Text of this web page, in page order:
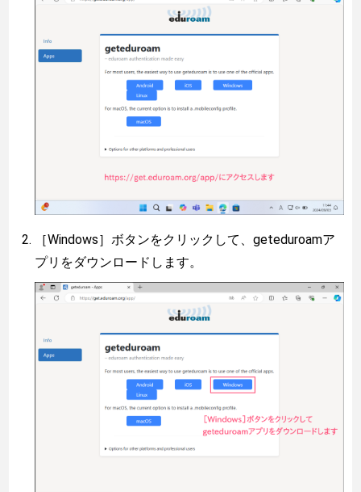
［Windows］ボタンをクリックして、geteduroamア
プリをダウンロードします。